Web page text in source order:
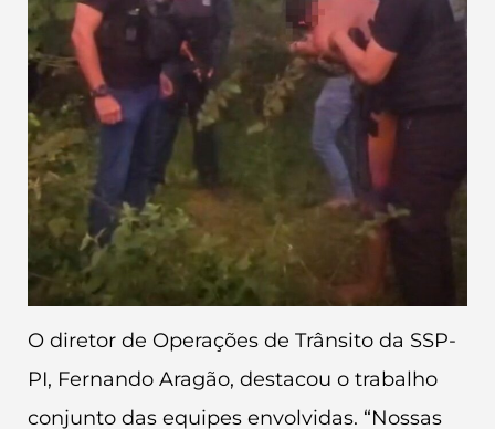
O diretor de Operações de Trânsito da SSP-
PI, Fernando Aragão, destacou o trabalho
conjunto das equipes envolvidas. “Nossas